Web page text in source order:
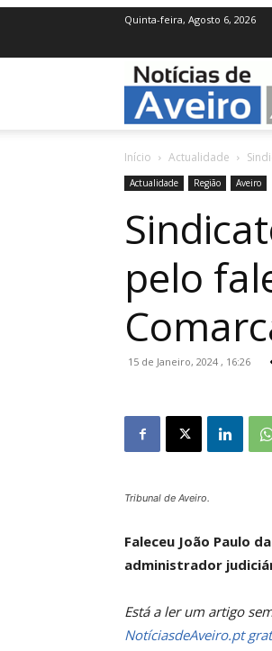
Quinta-feira, Agosto 6, 2026
Início Actualidade
Actualidade Região Aveiro
pelo
15 de Janeiro, 2024 , 16:26
Tribunal de Aveiro.
Faleceu João Paulo
administrador
Está a ler um artigo
NotíciasdeAveiro.pt